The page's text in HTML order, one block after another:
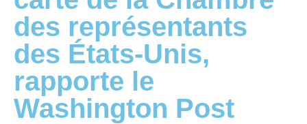
des représentants
des États-Unis,
rapporte le
Washington Post